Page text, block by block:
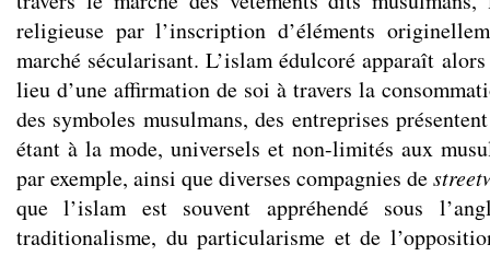
religieuse par l’inscription d’éléments
marché sécularisant. L’islam édulcoré apparaît
lieu d’une affirmation de soi à travers la
des symboles musulmans, des entreprises
étant à la mode, universels et non-limités aux
par exemple, ainsi que diverses compagnies de
que l’islam est souvent appréhendé sous
traditionalisme, du particularisme et de